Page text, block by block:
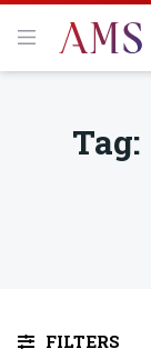
Tag:
FILTERS